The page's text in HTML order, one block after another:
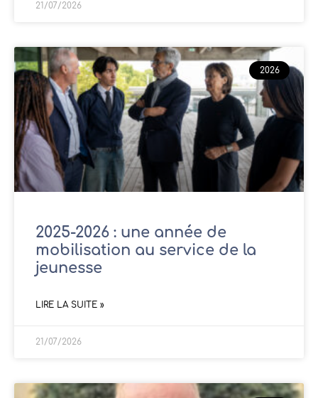
21/07/2026
2026
2025-2026 : une année de
mobilisation au service de la
jeunesse
LIRE LA SUITE »
21/07/2026